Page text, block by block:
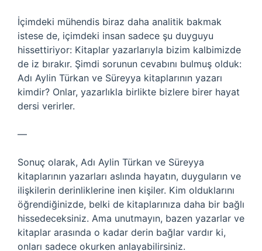
İçimdeki mühendis biraz daha analitik bakmak
istese de, içimdeki insan sadece şu duyguyu
hissettiriyor: Kitaplar yazarlarıyla bizim kalbimizde
de iz bırakır. Şimdi sorunun cevabını bulmuş olduk:
Adı Aylin Türkan ve Süreyya kitaplarının yazarı
kimdir? Onlar, yazarlıkla birlikte bizlere birer hayat
dersi verirler.
—
Sonuç olarak, Adı Aylin Türkan ve Süreyya
kitaplarının yazarları aslında hayatın, duyguların ve
ilişkilerin derinliklerine inen kişiler. Kim olduklarını
öğrendiğinizde, belki de kitaplarınıza daha bir bağlı
hissedeceksiniz. Ama unutmayın, bazen yazarlar ve
kitaplar arasında o kadar derin bağlar vardır ki,
onları sadece okurken anlayabilirsiniz.